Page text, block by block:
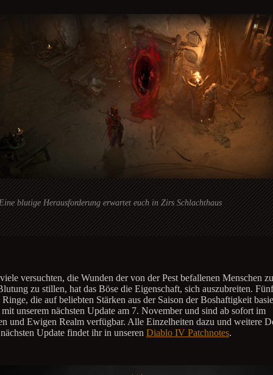
blutige Herausforderung erwartet euch in Zirs Schlachthaus
versuchten, die Wunden der von der Pest befallenen Menschen
zu stillen, hat das Böse die Eigenschaft, sich auszubreiten. Fünf
die auf beliebten Stärken aus der Saison der Boshaftigkeit
unserem nächsten Update am 7. November und sind ab sofort im
und Ewigen Realm verfügbar. Alle Einzelheiten dazu und weitere
Update findet ihr in unseren Diablo IV Patchnotes.